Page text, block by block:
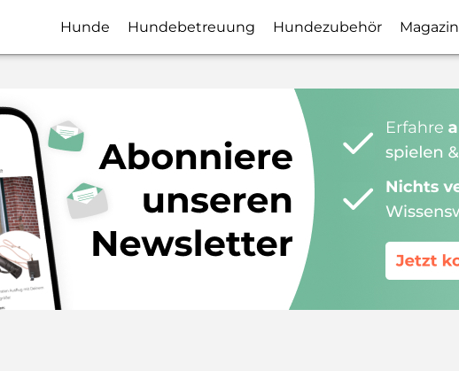
Hunde Hundebetreuung Hundezubehör Magazin